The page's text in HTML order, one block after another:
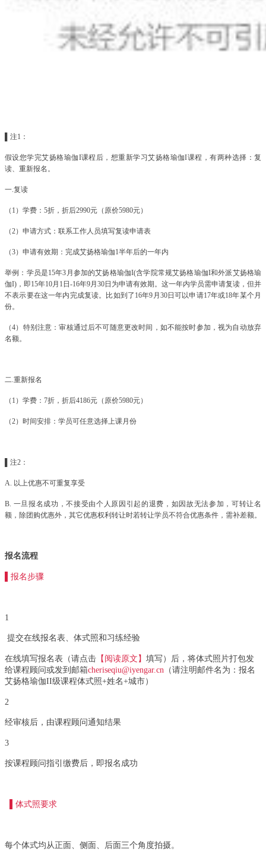
▌注1：
假设您学完艾扬格瑜伽I课程后，想重新学习艾扬格瑜伽I课程，有两种选择：复
读、重新报名。
一.复读
（1）学费：5折，折后2990元（原价5980元）
（2）申请方式：联系工作人员填写复读申请表
（3）申请有效期：完成艾扬格瑜伽1半年后的一年内
举例：学员是15年3月参加的艾扬格瑜伽I(含学院常规艾扬格瑜伽I和外派艾扬格瑜
伽I)，即15年10月1日-16年9月30日为申请有效期。这一年内学员需申请复读，但并
不表示要在这一年内完成复读。比如到了16年9月30日可以申请17年或18年某个月
份。
（4）特别注意：审核通过后不可随意更改时间，如不能按时参加，视为自动放弃
名额。
二.重新报名
（1）学费：7折，折后4186元（原价5980元）
（2）时间安排：学员可任意选择上课月份
▌注2：
A. 以上优惠不可重复享受
B. 一旦报名成功，不接受由个人原因引起的退费，如因故无法参加，可转让名
额，除团购优惠外，其它优惠权利转让时若转让学员不符合优惠条件，需补差额。
报名流程
▌报名步骤
1
提交在线报名表、体式照和习练经验
在线填写报名表（请点击 【阅读原文】 填写）后，将体式照片打包发
给课程顾问或发到邮箱cheriseqiu@iyengar.cn （请注明邮件名为： 报名
艾扬格瑜伽II级课程体式照+姓名+城市）
2
经审核后，由课程顾问通知结果
3
按课程顾问指引缴费后，即报名成功
▌体式照要求
每个体式均从正面、侧面、后面三个角度拍摄。